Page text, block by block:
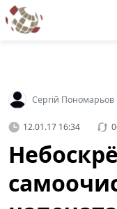
Сергій Пономарьов
12.01.17 16:34